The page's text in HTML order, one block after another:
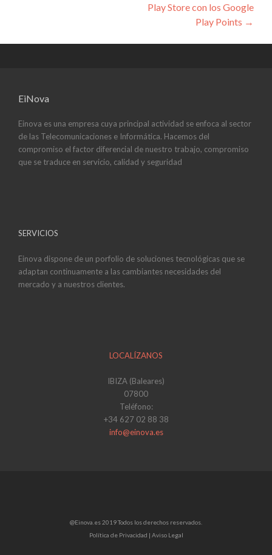
Play Store con los Google
Play Points →
EiNova
Einova es una empresa cuya principal actividad se enfoca al sector
de las Telecomunicaciones e Informática. Hacemos del
compromiso el factor diferencial de nuestro trabajo, compromiso
que se traduce en servicio, calidad y seguridad
SERVICIOS
Einova dispone de un porfolio de soluciones tecnológicas que se
adaptan continuamente a las cambiantes necesidades del
mercado y a nuestros clientes.
LOCALÍZANOS
IBIZA (Baleares)
07800
Teléfono:
+34 627 02 88 38
info@einova.es
@Einova.es 2019 Todos los derechos reservados.
Política de Privacidad | Aviso Legal